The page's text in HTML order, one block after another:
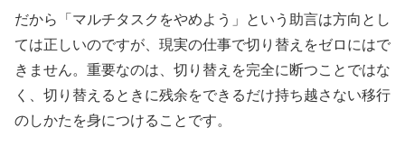
だから「マルチタスクをやめよう」という助言は方向とし
ては正しいのですが、現実の仕事で切り替えをゼロにはで
きません。重要なのは、切り替えを完全に断つことではな
く、切り替えるときに残余をできるだけ持ち越さない移行
のしかたを身につけることです。